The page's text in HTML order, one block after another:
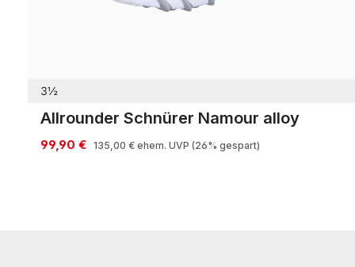
3½
Allrounder Schnürer Namour alloy
99,90 € 135,00 € ehem. UVP (26% gespart)